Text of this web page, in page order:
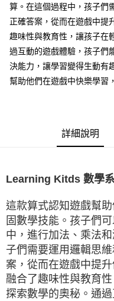
元大商業銀行
玉山商業銀行
台灣樂天信用卡公司
ATM付款
運送方式
全家取貨付款
付款後萊爾富取貨
每筆NT$100，滿NT$999(
每筆NT$85，滿NT$999(含
付款後7-11取貨
每筆NT$85，滿NT$999(含
宅配
每筆NT$85，滿NT$999(含
算。在這個過程中，孩子們
正確答案，從而在遊戲中提
趣味性與教育性，讓孩子在
過互動的遊戲體驗，孩子們
決能力，讓學習變得生動有
幫助他們在遊戲中快樂學習
詳細說明
Learning Kitds 數學
這款算式認知遊戲幫
固數學技能。孩子們
中，進行加法、乘法
子們需要運用邏輯思
案，從而在遊戲中提
融合了趣味性與教育
探索數學的奧秘。通